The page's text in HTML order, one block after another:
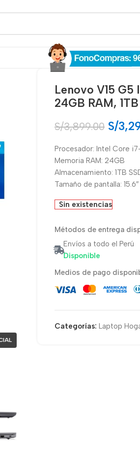
Lenovo V15 G5
24GB RAM, 1TB
S/3,899.00 S/
Procesador: Intel Core
Memoria RAM: 24GB
Almacenamiento: 1TB
Tamaño de pantalla: 15.6″
Sin existencias
Métodos de entrega
Envíos a todo el Perú
Disponible
Medios de pago
Categorías: Laptop